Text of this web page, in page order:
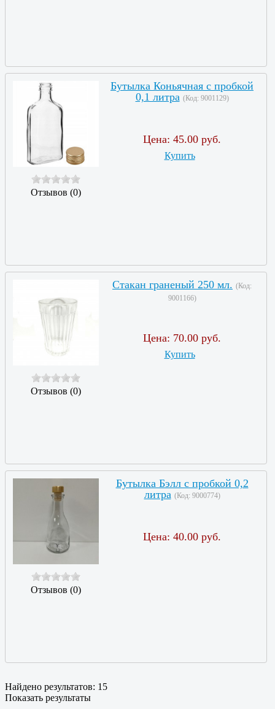
Отзывов (0)
Бутылка Коньячная с пробкой
0,1 литра (Код: 9001129)
Цена: 45.00 руб.
Купить
Отзывов (0)
Стакан граненый 250 мл. (Код:
9001166)
Цена: 70.00 руб.
Купить
Отзывов (0)
Бутылка Бэлл с пробкой 0,2
литра (Код: 9000774)
Цена: 40.00 руб.
Найдено результатов: 15
Показать результаты